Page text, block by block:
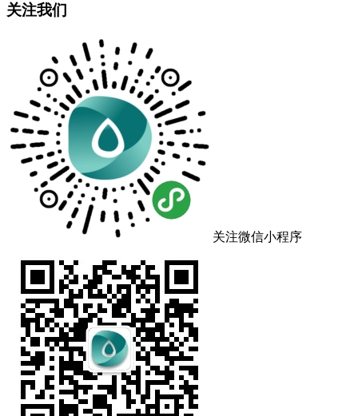
关注我们
关注微信小程序